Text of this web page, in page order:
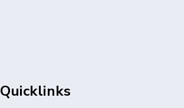
Quicklinks